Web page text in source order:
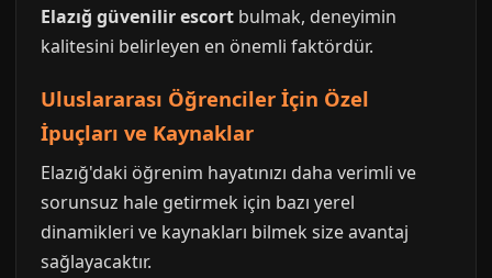
Elazığ güvenilir escort bulmak, deneyimin
kalitesini belirleyen en önemli faktördür.
Uluslararası Öğrenciler İçin Özel
İpuçları ve Kaynaklar
Elazığ'daki öğrenim hayatınızı daha verimli ve
sorunsuz hale getirmek için bazı yerel
dinamikleri ve kaynakları bilmek size avantaj
sağlayacaktır.